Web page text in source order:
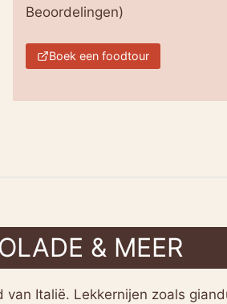
Beoordelingen)
Boek een foodtour
& MEER
Italië. Lekkernijen zoals